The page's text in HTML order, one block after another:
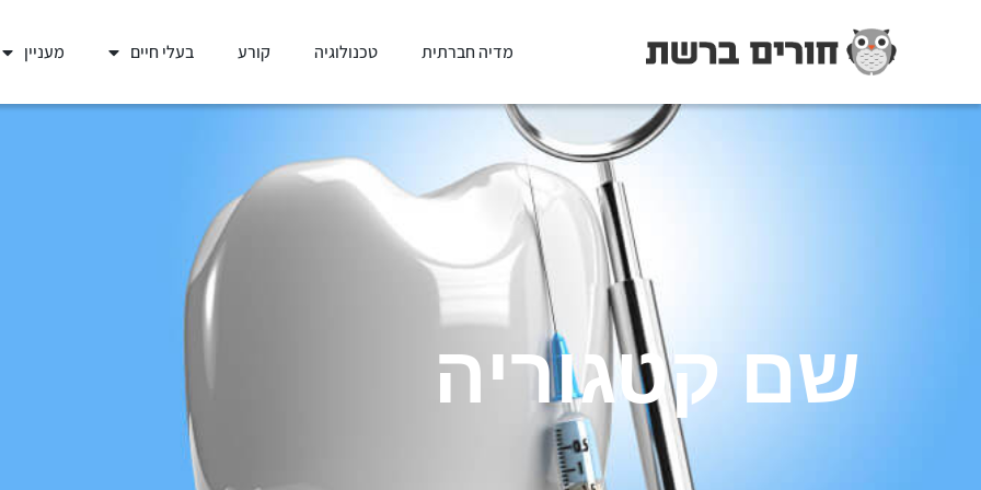
מדיה חברתית טכנולוגיה קורע בעלי חיים מעניין
שם קטגוריה